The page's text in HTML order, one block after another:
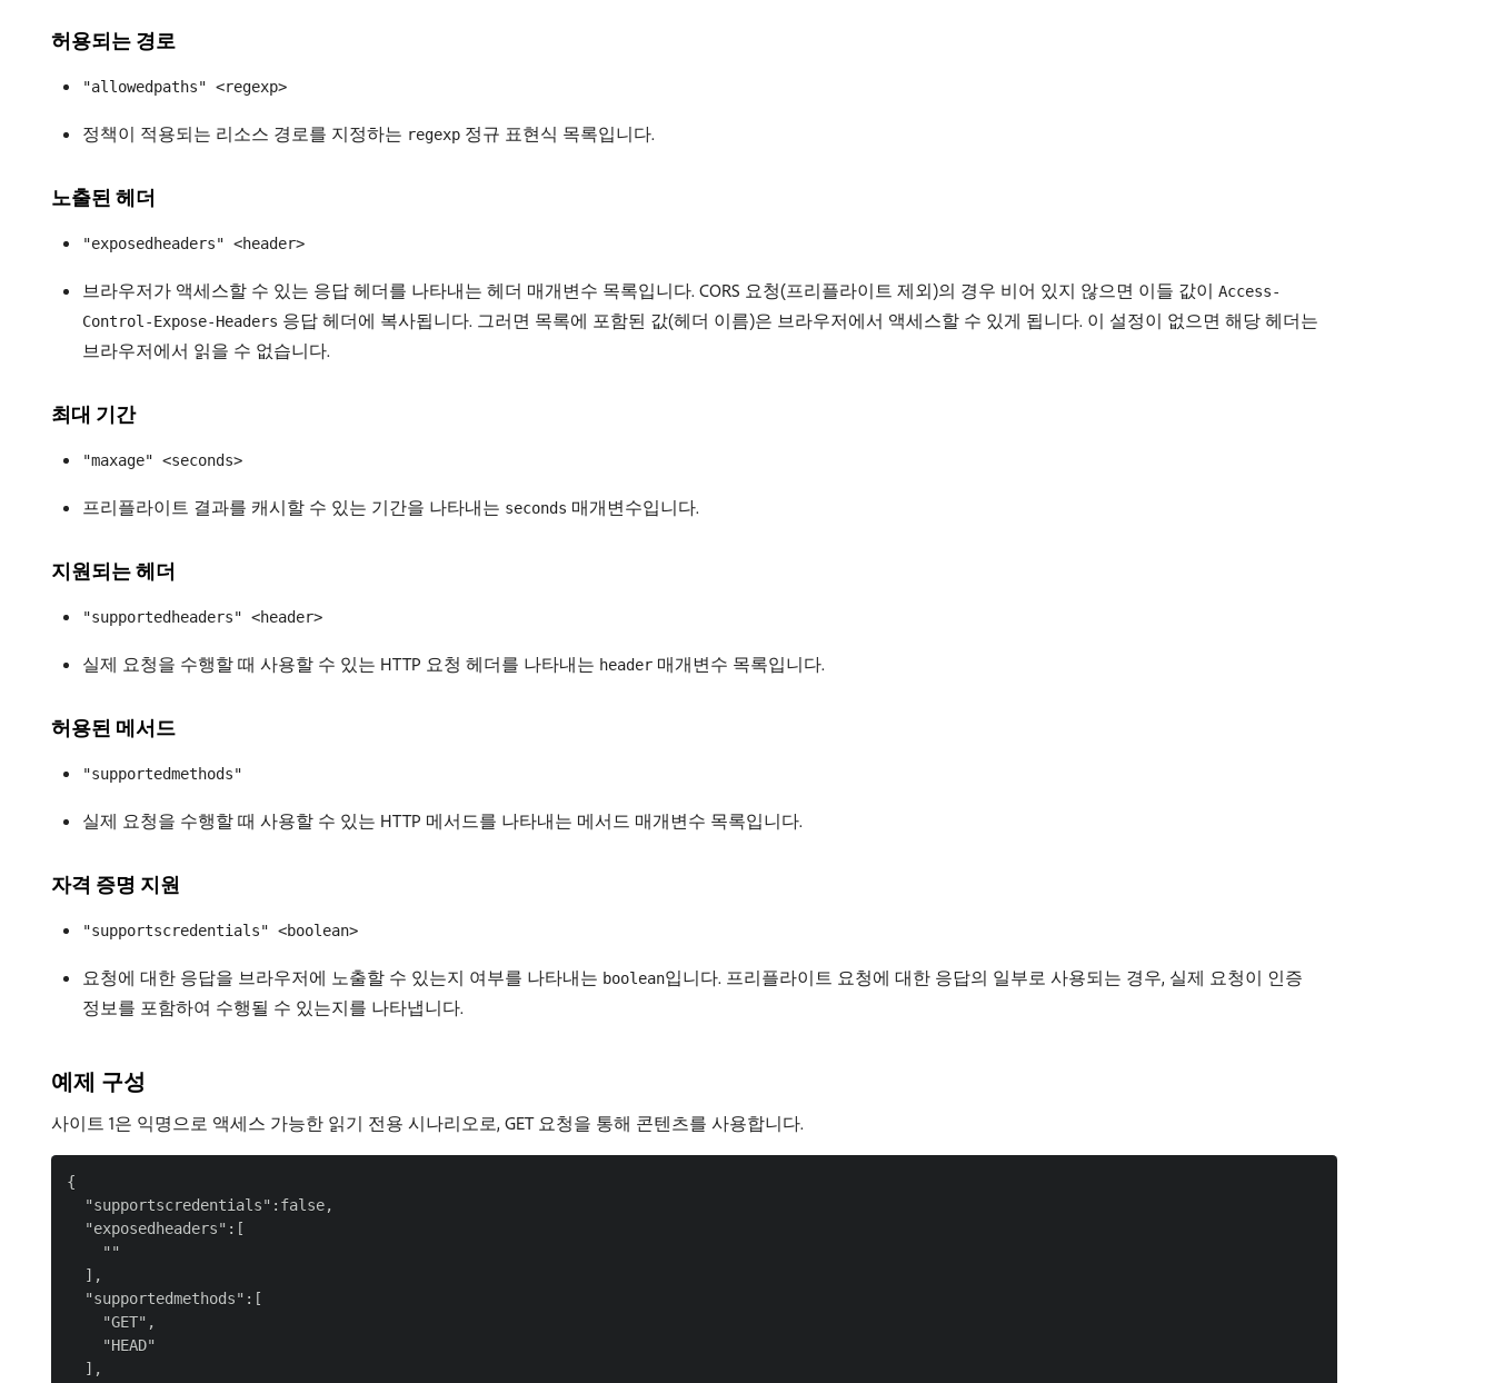
허용되는 경로
"allowedpaths" <regexp>
정책이 적용되는 리소스 경로를 지정하는 regexp 정규 표현식 목록입니다.
노출된 헤더
"exposedheaders" <header>
브라우저가 액세스할 수 있는 응답 헤더를 나타내는 헤더 매개변수 목록입니다. CORS 요청(프리플라이트 제외)의 경우 비어 있지 않으면 이들 값이 Access-
Control-Expose-Headers 응답 헤더에 복사됩니다. 그러면 목록에 포함된 값(헤더 이름)은 브라우저에서 액세스할 수 있게 됩니다. 이 설정이 없으면 해당 헤더는
브라우저에서 읽을 수 없습니다.
최대 기간
"maxage" <seconds>
프리플라이트 결과를 캐시할 수 있는 기간을 나타내는 seconds 매개변수입니다.
지원되는 헤더
"supportedheaders" <header>
실제 요청을 수행할 때 사용할 수 있는 HTTP 요청 헤더를 나타내는 header 매개변수 목록입니다.
허용된 메서드
"supportedmethods"
실제 요청을 수행할 때 사용할 수 있는 HTTP 메서드를 나타내는 메서드 매개변수 목록입니다.
자격 증명 지원
"supportscredentials" <boolean>
요청에 대한 응답을 브라우저에 노출할 수 있는지 여부를 나타내는 boolean입니다. 프리플라이트 요청에 대한 응답의 일부로 사용되는 경우, 실제 요청이 인증
정보를 포함하여 수행될 수 있는지를 나타냅니다.
예제 구성
사이트 1은 익명으로 액세스 가능한 읽기 전용 시나리오로, GET 요청을 통해 콘텐츠를 사용합니다.
{
  "supportscredentials":false,
  "exposedheaders":[
    ""
  ],
  "supportedmethods":[
    "GET",
    "HEAD"
  ],